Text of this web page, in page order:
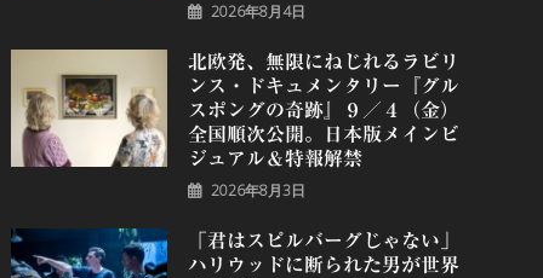
2026年8月4日
北欧発、無限にねじれるラビリ
ンス・ドキュメンタリー『グル
スポングの奇跡』９／４（金）
全国順次公開。日本版メインビ
ジュアル＆特報解禁
2026年8月3日
「君はスピルバーグじゃない」
ハリウッドに断られた男が世界